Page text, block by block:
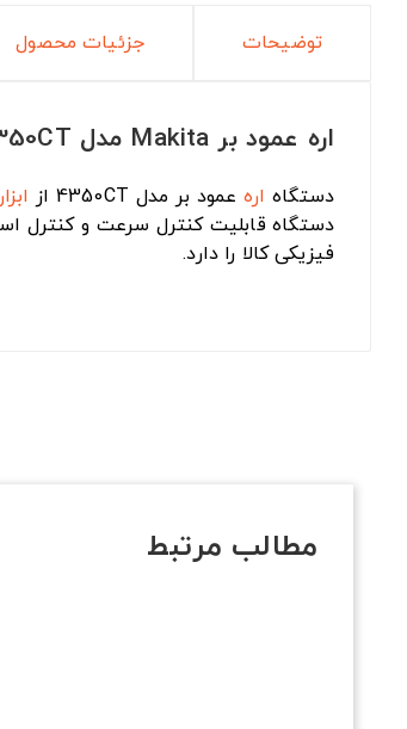
توضیحات جزئیات محصول
اره عمود بر Makita مدل 4350CT
دستگاه ارهعمود بر مدل 4350CT از ابزار
فیزیکی کالا را دارد.
مطالب مرتبط